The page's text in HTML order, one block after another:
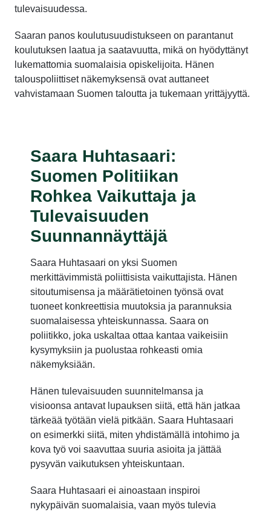
tulevaisuudessa.
Saaran panos koulutusuudistukseen on parantanut
koulutuksen laatua ja saatavuutta, mikä on hyödyttänyt
lukemattomia suomalaisia opiskelijoita. Hänen
talouspoliittiset näkemyksensä ovat auttaneet
vahvistamaan Suomen taloutta ja tukemaan yrittäjyyttä.
Saara Huhtasaari:
Suomen Politiikan
Rohkea Vaikuttaja ja
Tulevaisuuden
Suunnannäyttäjä
Saara Huhtasaari on yksi Suomen
merkittävimmistä poliittisista vaikuttajista. Hänen
sitoutumisensa ja määrätietoinen työnsä ovat
tuoneet konkreettisia muutoksia ja parannuksia
suomalaisessa yhteiskunnassa. Saara on
poliitikko, joka uskaltaa ottaa kantaa vaikeisiin
kysymyksiin ja puolustaa rohkeasti omia
näkemyksiään.
Hänen tulevaisuuden suunnitelmansa ja
visioonsa antavat lupauksen siitä, että hän jatkaa
tärkeää työtään vielä pitkään. Saara Huhtasaari
on esimerkki siitä, miten yhdistämällä intohimo ja
kova työ voi saavuttaa suuria asioita ja jättää
pysyvän vaikutuksen yhteiskuntaan.
Saara Huhtasaari ei ainoastaan inspiroi
nykypäivän suomalaisia, vaan myös tulevia